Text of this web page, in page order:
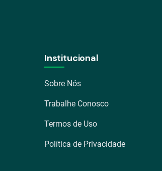
Institucional
Sobre Nós
Trabalhe Conosco
Termos de Uso
Política de Privacidade